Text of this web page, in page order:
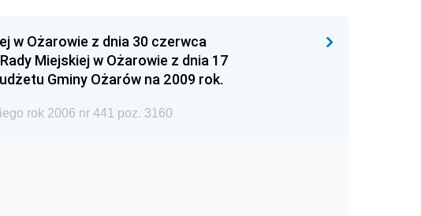
w Ożarowie z dnia 30 czerwca
Miejskiej w Ożarowie z dnia 17
Gminy Ożarów na 2009 rok.
rok 2006 nr 441 poz. 3160